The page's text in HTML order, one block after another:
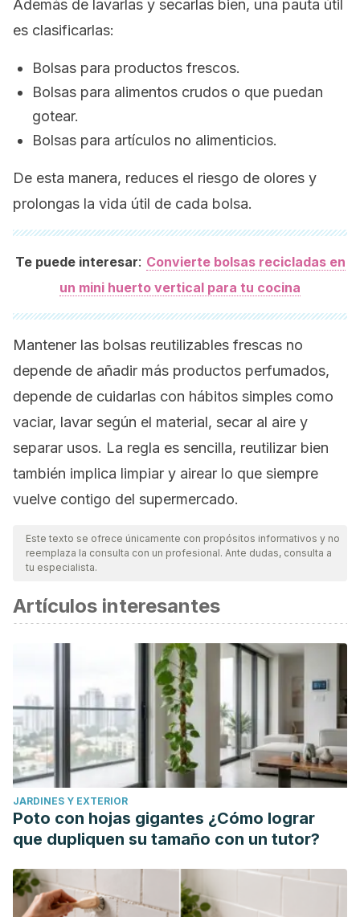
Además de lavarlas y secarlas bien, una pauta útil
es clasificarlas:
Bolsas para productos frescos.
Bolsas para alimentos crudos o que puedan
gotear.
Bolsas para artículos no alimenticios.
De esta manera, reduces el riesgo de olores y
prolongas la vida útil de cada bolsa.
Te puede interesar: Convierte bolsas recicladas en
un mini huerto vertical para tu cocina
Mantener las bolsas reutilizables frescas no
depende de añadir más productos perfumados,
depende de cuidarlas con hábitos simples como
vaciar, lavar según el material, secar al aire y
separar usos. La regla es sencilla, reutilizar bien
también implica limpiar y airear lo que siempre
vuelve contigo del supermercado.
Este texto se ofrece únicamente con propósitos informativos y no
reemplaza la consulta con un profesional. Ante dudas, consulta a
tu especialista.
Artículos interesantes
JARDINES Y EXTERIOR
Poto con hojas gigantes ¿Cómo lograr
que dupliquen su tamaño con un tutor?